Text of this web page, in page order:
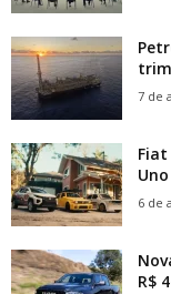
7 de
6 de
R$